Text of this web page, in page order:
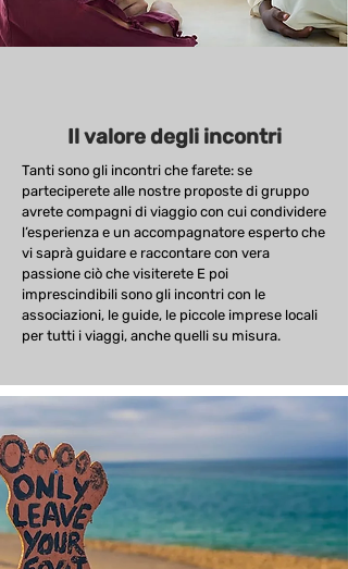
Il valore degli incontri
Tanti sono gli incontri che farete: se
parteciperete alle nostre proposte di gruppo
avrete compagni di viaggio con cui condividere
l’esperienza e un accompagnatore esperto che
vi saprà guidare e raccontare con vera
passione ciò che visiterete E poi
imprescindibili sono gli incontri con le
associazioni, le guide, le piccole imprese locali
per tutti i viaggi, anche quelli su misura.